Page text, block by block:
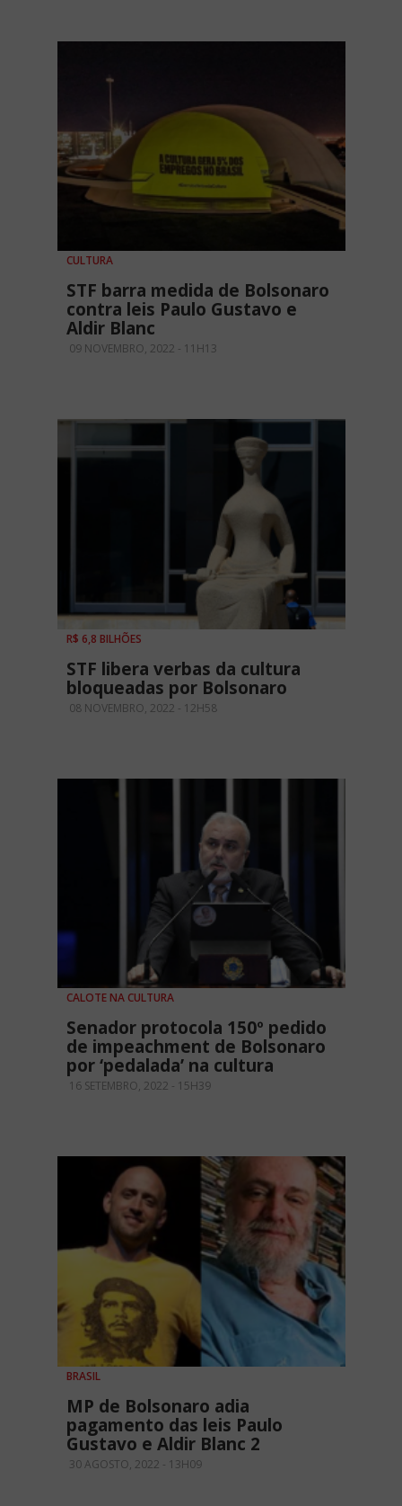
CULTURA
STF barra medida de Bolsonaro
contra leis Paulo Gustavo e
Aldir Blanc
09 NOVEMBRO, 2022 - 11H13
R$ 6,8 BILHÕES
STF libera verbas da cultura
bloqueadas por Bolsonaro
08 NOVEMBRO, 2022 - 12H58
CALOTE NA CULTURA
Senador protocola 150º pedido
de impeachment de Bolsonaro
por ‘pedalada’ na cultura
16 SETEMBRO, 2022 - 15H39
BRASIL
MP de Bolsonaro adia
pagamento das leis Paulo
Gustavo e Aldir Blanc 2
30 AGOSTO, 2022 - 13H09